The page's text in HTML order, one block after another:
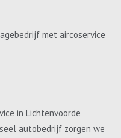
met aircoservice
in Lichtenvoorde
autobedrijf zorgen we